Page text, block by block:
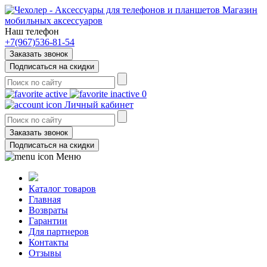
Магазин
мобильных аксессуаров
Наш телефон
+7(967)536-81-54
Заказать звонок
Подписаться на скидки
0
Личный кабинет
Заказать звонок
Подписаться на скидки
Меню
Каталог товаров
Главная
Возвраты
Гарантии
Для партнеров
Контакты
Отзывы